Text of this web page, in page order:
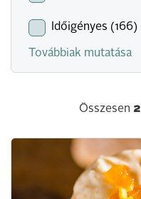
Időigényes (166)
Továbbiak mutatása
Összesen 2